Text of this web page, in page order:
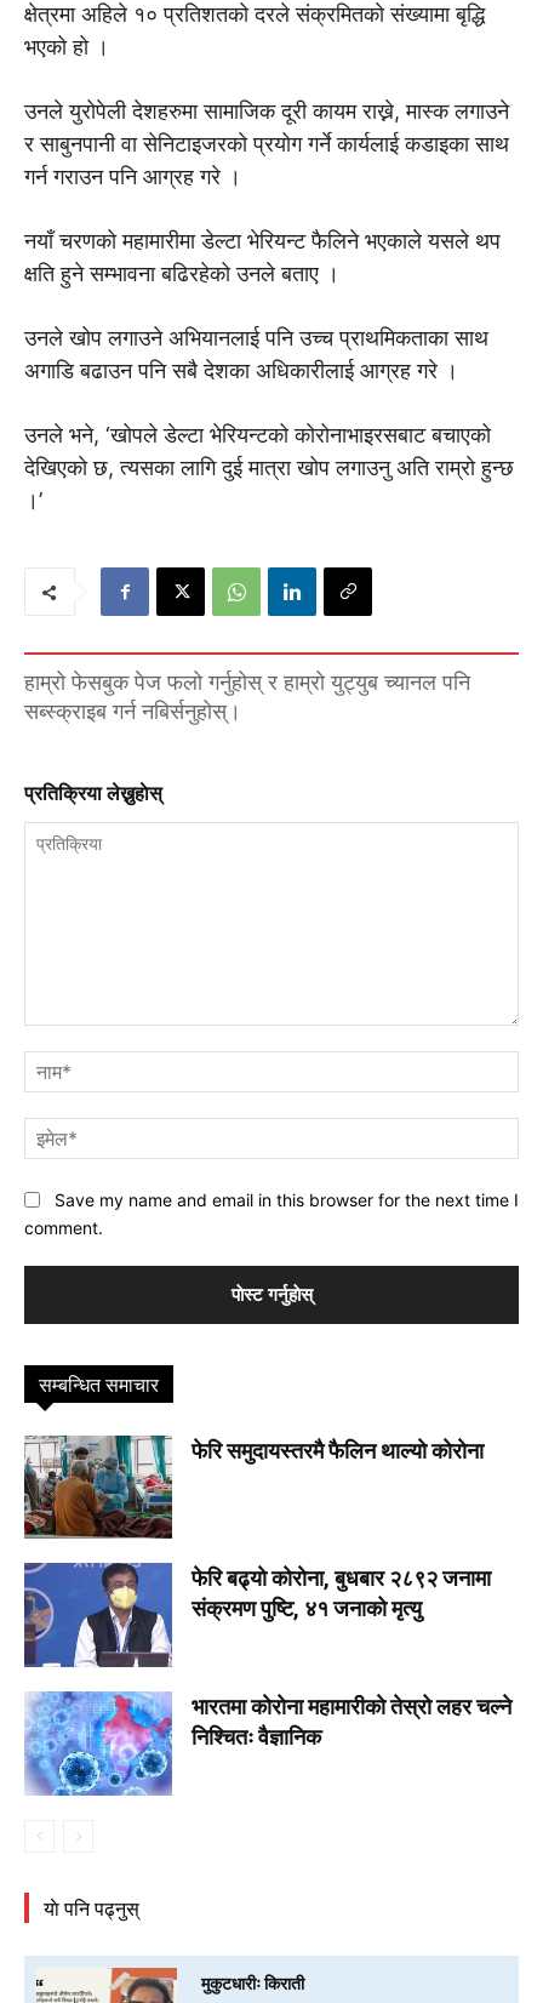
क्षेत्रमा अहिले १० प्रतिशतको दरले संक्रमितकाे संख्यामा बृद्धि
भएको हो ।
उनले युरोपेली देशहरुमा सामाजिक दूरी कायम राख्ने, मास्क लगाउने
र साबुनपानी वा सेनिटाइजरको प्रयोग गर्ने कार्यलाई कडाइका साथ
गर्न गराउन पनि आग्रह गरे ।
नयाँ चरणको महामारीमा डेल्टा भेरियन्ट फैलिने भएकाले यसले थप
क्षति हुने सम्भावना बढिरहेको उनले बताए ।
उनले खोप लगाउने अभियानलाई पनि उच्च प्राथमिकताका साथ
अगाडि बढाउन पनि सबै देशका अधिकारीलाई आग्रह गरे ।
उनले भने, ‘खोपले डेल्टा भेरियन्टको कोरोनाभाइरसबाट बचाएको
देखिएको छ, त्यसका लागि दुई मात्रा खोप लगाउनु अति राम्रो हुन्छ
।’
हाम्रो फेसबुक पेज फलो गर्नुहोस् र हाम्रो युट्युब च्यानल पनि
सब्स्क्राइब गर्न नबिर्सनुहोस्।
प्रतिक्रिया लेख्नुहाेस्
Save my name and email in this browser for the next time I
comment.
सम्बन्धित समाचार
फेरि समुदायस्तरमै फैलिन थाल्याे काेराेना
फेरि बढ्याे काेराेना, बुधबार २८९२ जनामा
संक्रमण पुष्टि, ४१ जनाको मृत्यु
भारतमा काेराेना महामारीकाे तेस्रो लहर चल्ने
निश्चितः वैज्ञानिक
याे पनि पढ्नुस्
मुकुटधारीः किराती